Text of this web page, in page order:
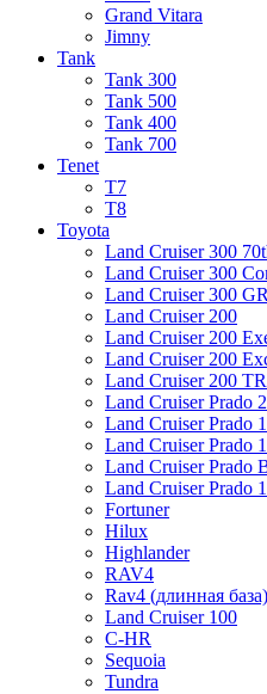
Grand Vitara
Jimny
Tank
Tank 300
Tank 500
Tank 400
Tank 700
Tenet
T7
T8
Toyota
Land Cruiser 300
Land Cruiser 300
Land Cruiser 300
Land Cruiser 200
Land Cruiser 200
Land Cruiser 200
Land Cruiser 200
Land Cruiser Prado
Land Cruiser Prado
Land Cruiser Prado
Land Cruiser Prado
Land Cruiser Prado
Fortuner
Hilux
Highlander
RAV4
Rav4 (длинная база)
Land Cruiser 100
C-HR
Sequoia
Tundra